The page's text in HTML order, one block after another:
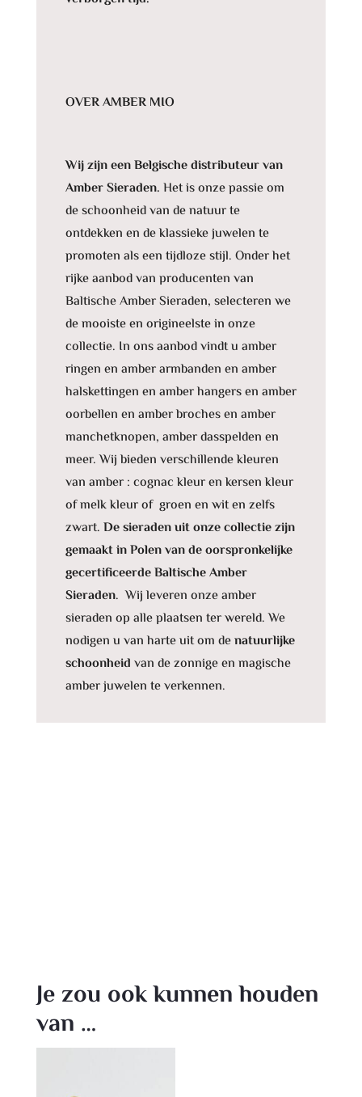
OVER AMBER MIO
Wij zijn een Belgische distributeur van
Amber Sieraden. Het is onze passie om
de schoonheid van de natuur te
ontdekken en de klassieke juwelen te
promoten als een tijdloze stijl. Onder het
rijke aanbod van producenten van
Baltische Amber Sieraden, selecteren we
de mooiste en origineelste in onze
collectie. In ons aanbod vindt u amber
ringen en amber armbanden en amber
halskettingen en amber hangers en amber
oorbellen en amber broches en amber
manchetknopen, amber dasspelden en
meer. Wij bieden verschillende kleuren
van amber : cognac kleur en kersen kleur
of melk kleur of groen en wit en zelfs
zwart. De sieraden uit onze collectie zijn
gemaakt in Polen van de oorspronkelijke
gecertificeerde Baltische Amber
Sieraden. Wij leveren onze amber
sieraden op alle plaatsen ter wereld. We
nodigen u van harte uit om denatuurlijke
schoonheid van de zonnige en magische
amber juwelen te verkennen.
Je zou ook kunnen houden
van …